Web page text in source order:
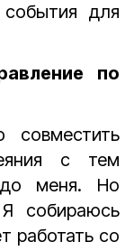
для
по
с тем
меня. Но
собираюсь
работать со